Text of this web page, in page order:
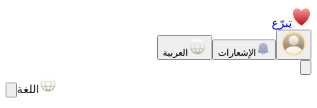
تبرّع
الإشعارات العربية
اللغة